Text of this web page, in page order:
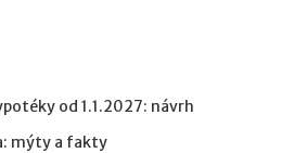
od 1.1.2027: návrh
mýty a fakty